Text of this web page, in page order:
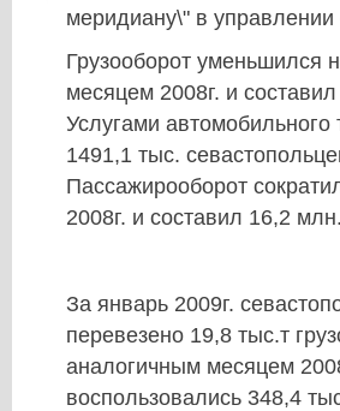
меридиану\" в управлении
Грузооборот уменьшился
месяцем 2008г. и
Услугами автомобильного
1491,1 тыс.
Пассажирооборот
2008г. и составил 16,2
За январь 2009г.
перевезено 19,8 тыс.т
аналогичным месяцем
воспользовались 348,4